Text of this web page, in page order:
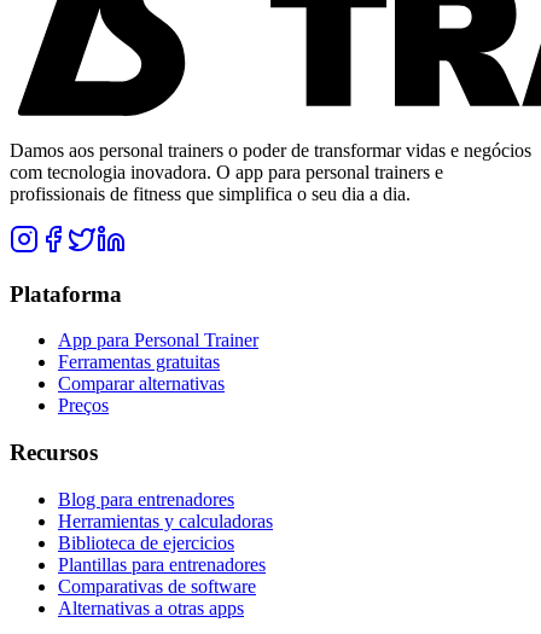
Damos aos personal trainers o poder de transformar vidas e negócios
com tecnologia inovadora. O app para personal trainers e
profissionais de fitness que simplifica o seu dia a dia.
Plataforma
App para Personal Trainer
Ferramentas gratuitas
Comparar alternativas
Preços
Recursos
Blog para entrenadores
Herramientas y calculadoras
Biblioteca de ejercicios
Plantillas para entrenadores
Comparativas de software
Alternativas a otras apps